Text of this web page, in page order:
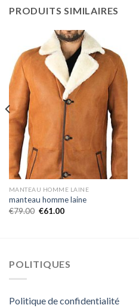
PRODUITS SIMILAIRES
MANTEAU HOMME LAINE
manteau homme laine
€79.00 €61.00
POLITIQUES
Politique de confidentialité